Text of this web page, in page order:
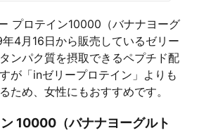
プロテイン10000（バナナヨーグ
4月16日から販売しているゼリー
ンパク質を摂取できるペプチド配
が「inゼリープロテイン」よりも
ため、女性にもおすすめです。
10000（バナナヨーグルト